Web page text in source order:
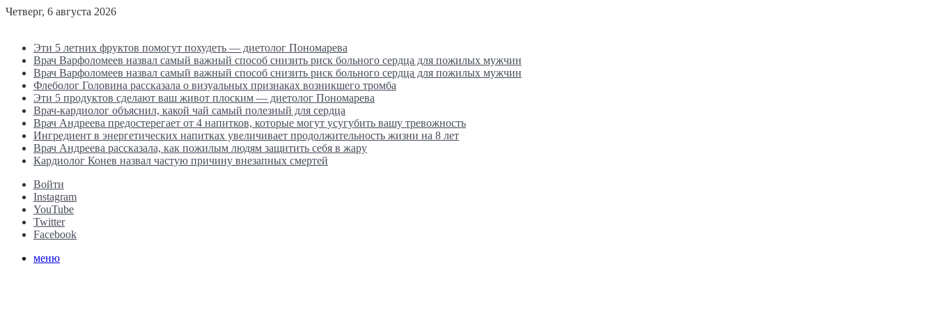
Четверг, 6 августа 2026
Эти 5 летних фруктов помогут похудеть — диетолог Пономарева
Врач Варфоломеев назвал самый важный способ снизить риск больного сердца для пожилых мужчин
Врач Варфоломеев назвал самый важный способ снизить риск больного сердца для пожилых мужчин
Флеболог Головина рассказала о визуальных признаках возникшего тромба
Эти 5 продуктов сделают ваш живот плоским — диетолог Пономарева
Врач-кардиолог объяснил, какой чай самый полезный для сердца
Врач Андреева предостерегает от 4 напитков, которые могут усугубить вашу тревожность
Ингредиент в энергетических напитках увеличивает продолжительность жизни на 8 лет
Врач Андреева рассказала, как пожилым людям защитить себя в жару
Кардиолог Конев назвал частую причину внезапных смертей
Войти
Instagram
YouTube
Twitter
Facebook
меню